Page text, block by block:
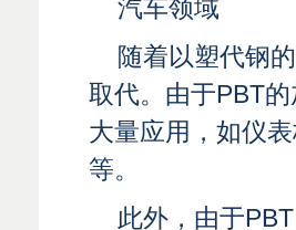
汽车领域
随着以塑代钢
取代。由于PBT
大量应用，如仪
等。
此外，由于